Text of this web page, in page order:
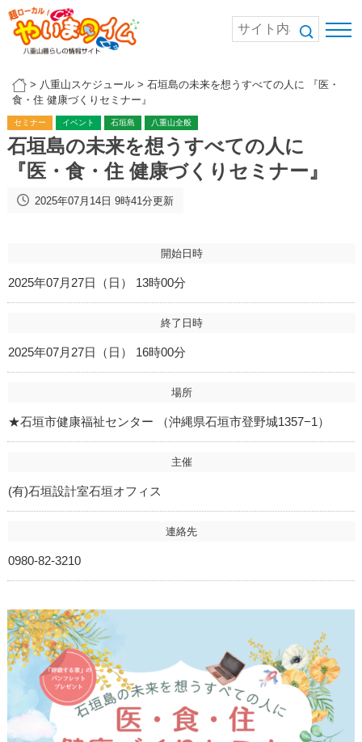
> 八重山スケジュール> 石垣島の未来を想うすべての人に 『医・
食・住 健康づくりセミナー』
セミナー イベント 石垣島 八重山全般
石垣島の未来を想うすべての人に
『医・食・住 健康づくりセミナー』
2025年07月14日 9時41分更新
開始日時
2025年07月27日（日） 13時00分
終了日時
2025年07月27日（日） 16時00分
場所
★石垣市健康福祉センター （沖縄県石垣市登野城1357−1）
主催
(有)石垣設計室石垣オフィス
連絡先
0980-82-3210